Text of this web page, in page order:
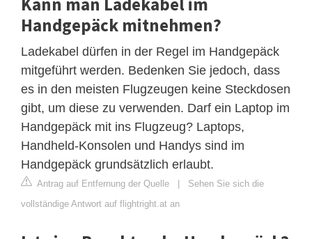
Handgepäck mitnehmen?
Ladekabel dürfen in der Regel im Handgepäck
mitgeführt werden. Bedenken Sie jedoch, dass
es in den meisten Flugzeugen keine Steckdosen
gibt, um diese zu verwenden. Darf ein Laptop im
Handgepäck mit ins Flugzeug? Laptops,
Handheld-Konsolen und Handys sind im
Handgepäck grundsätzlich erlaubt.
Antrag auf Entfernung der Quelle | Sehen Sie sich die
vollständige Antwort auf flightright.at an